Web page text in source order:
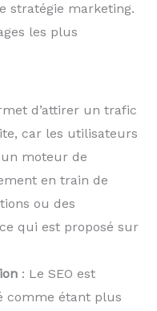
stratégie marketing.
les plus
d’attirer un trafic
car les utilisateurs
moteur de
en train de
ou des
qui est proposé sur
: Le SEO est
comme étant plus